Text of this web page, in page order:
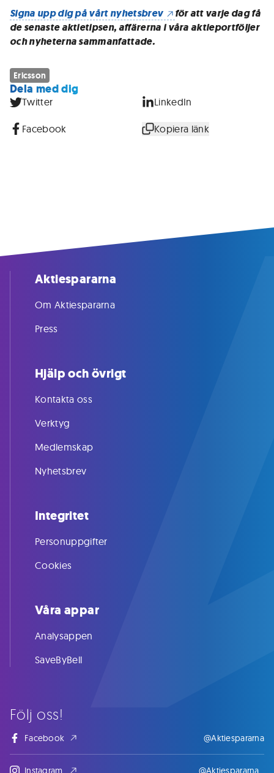
Signa upp dig på vårt nyhetsbrev
för att varje dag få
de senaste aktietipsen, affärerna i våra aktieportföljer
och nyheterna sammanfattade.
Ericsson
Dela med dig
Twitter LinkedIn
Facebook Kopiera länk
Följ oss!
Facebook @Aktiespararna
Instagram @Aktiespararna_
Aktiespararna
Om Aktiespararna
Press
Hjälp och övrigt
Kontakta oss
Verktyg
Medlemskap
Nyhetsbrev
Integritet
Personuppgifter
Cookies
Våra appar
Analysappen
SaveByBell